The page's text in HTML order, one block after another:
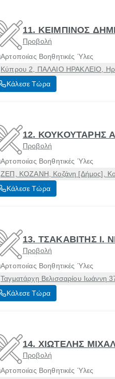
11. ΚΕΙΜΠΙΝΟΣ
Προβολή
Αρτοποιίας Βοηθητικές Ύλες
Κύπρου 2, ΠΑΛΑΙΟ ΗΡΑΚΛΕΙΟ,
Κάλεσε Τώρα
12. ΚΟΥΚΟΥΤΑΡΗΣ
Προβολή
Αρτοποιίας Βοηθητικές Ύλες
ΖΕΠ, ΚΟΖΑΝΗ, Κοζάνη [Δήμος],
Κάλεσε Τώρα
13. ΤΣΑΚΑΒΙΤΗΣ Ι.
Προβολή
Αρτοποιίας Βοηθητικές Ύλες
Ταγματάρχη Βελισσαρίου Ιωάννη
Κάλεσε Τώρα
14. ΧΙΩΤΕΛΗΣ
Προβολή
Αρτοποιίας Βοηθητικές Ύλες